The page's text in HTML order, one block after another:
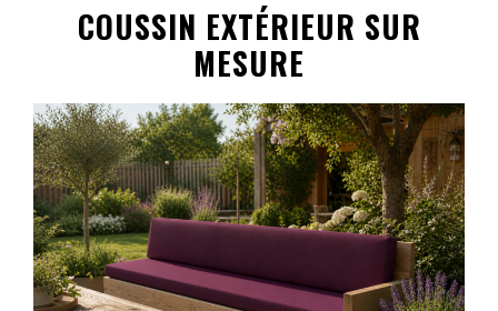
COUSSIN EXTÉRIEUR SUR
MESURE